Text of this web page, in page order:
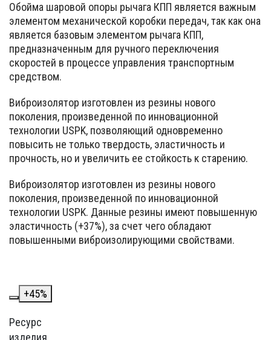
Обойма шаровой опоры рычага КПП является важным
элементом механической коробки передач, так как она
является базовым элементом рычага КПП,
предназначенным для ручного переключения
скоростей в процессе управления транспортным
средством.
Виброизолятор изготовлен из резины нового
поколения, произведенной по инновационной
технологии USPK, позволяющий одновременно
повысить не только твердость, эластичность и
прочность, но и увеличить ее стойкость к старению.
Виброизолятор изготовлен из резины нового
поколения, произведенной по инновационной
технологии USPK. Данные резины имеют повышенную
эластичность (+37%), за счет чего обладают
повышенными виброизолирующими свойствами.
+45%
Ресурс
изделия